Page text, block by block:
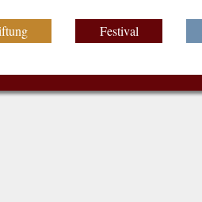
Festival